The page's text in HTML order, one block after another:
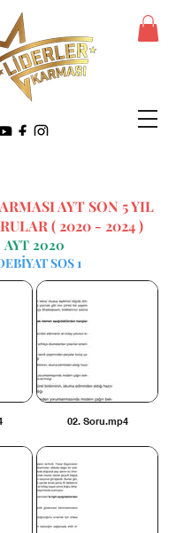
AYT SON 5 YIL
( 2020 - 2024)
AYT 2020
SOS 1
02. Soru.mp4